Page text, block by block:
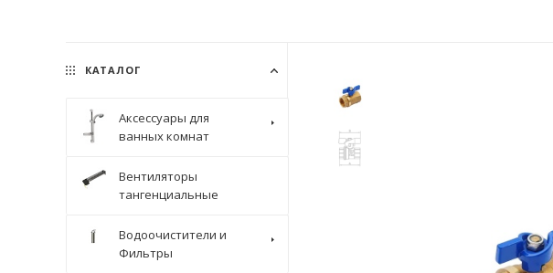
КАТАЛОГ
Аксессуары для
ванных комнат
Вентиляторы
тангенциальные
Водоочистители и
Фильтры